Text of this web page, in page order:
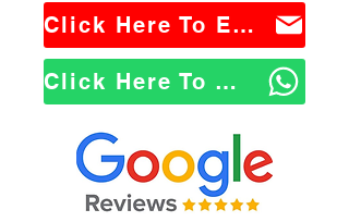
Click Here To Email Us
Click Here To WhatsApp Us